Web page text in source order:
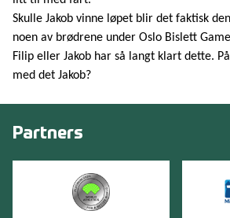
Skulle Jakob vinne løpet blir det faktisk
noen av brødrene under Oslo Bislett
Filip eller Jakob har så langt klart dette.
med det Jakob?
Partners